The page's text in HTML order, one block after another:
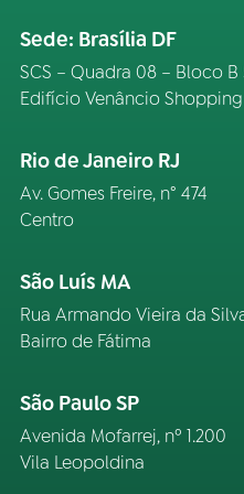
Sede: Brasília DF
SCS – Quadra 08 – Bloco
Edifício Venâncio Shopping
Rio de Janeiro RJ
Av. Gomes Freire, n° 474
Centro
São Luís MA
Rua Armando Vieira da
Bairro de Fátima
São Paulo SP
Avenida Mofarrej, nº 1.200
Vila Leopoldina